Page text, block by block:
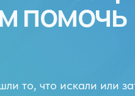
то, что искали или
помочь